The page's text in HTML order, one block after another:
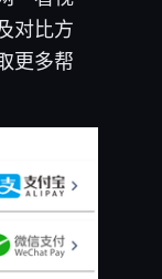
对比方
更多帮